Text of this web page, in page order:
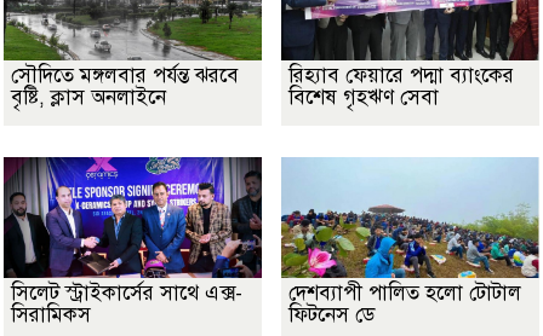
সৌদিতে মঙ্গলবার পর্যন্ত ঝরবে
বৃষ্টি, ক্লাস অনলাইনে
রিহ্যাব ফেয়ারে পদ্মা ব্যাংকের
বিশেষ গৃহঋণ সেবা
সিলেট স্ট্রাইকার্সের সাথে এক্স-
সিরামিকস
দেশব্যাপী পালিত হলো টোটাল
ফিটনেস ডে